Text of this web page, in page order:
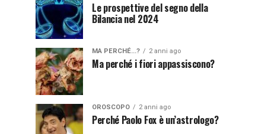
Le prospettive del segno della
Bilancia nel 2024
MA PERCHÉ...? 2 anni ago
Ma perché i fiori appassiscono?
OROSCOPO 2 anni ago
Perché Paolo Fox è un’astrologo?